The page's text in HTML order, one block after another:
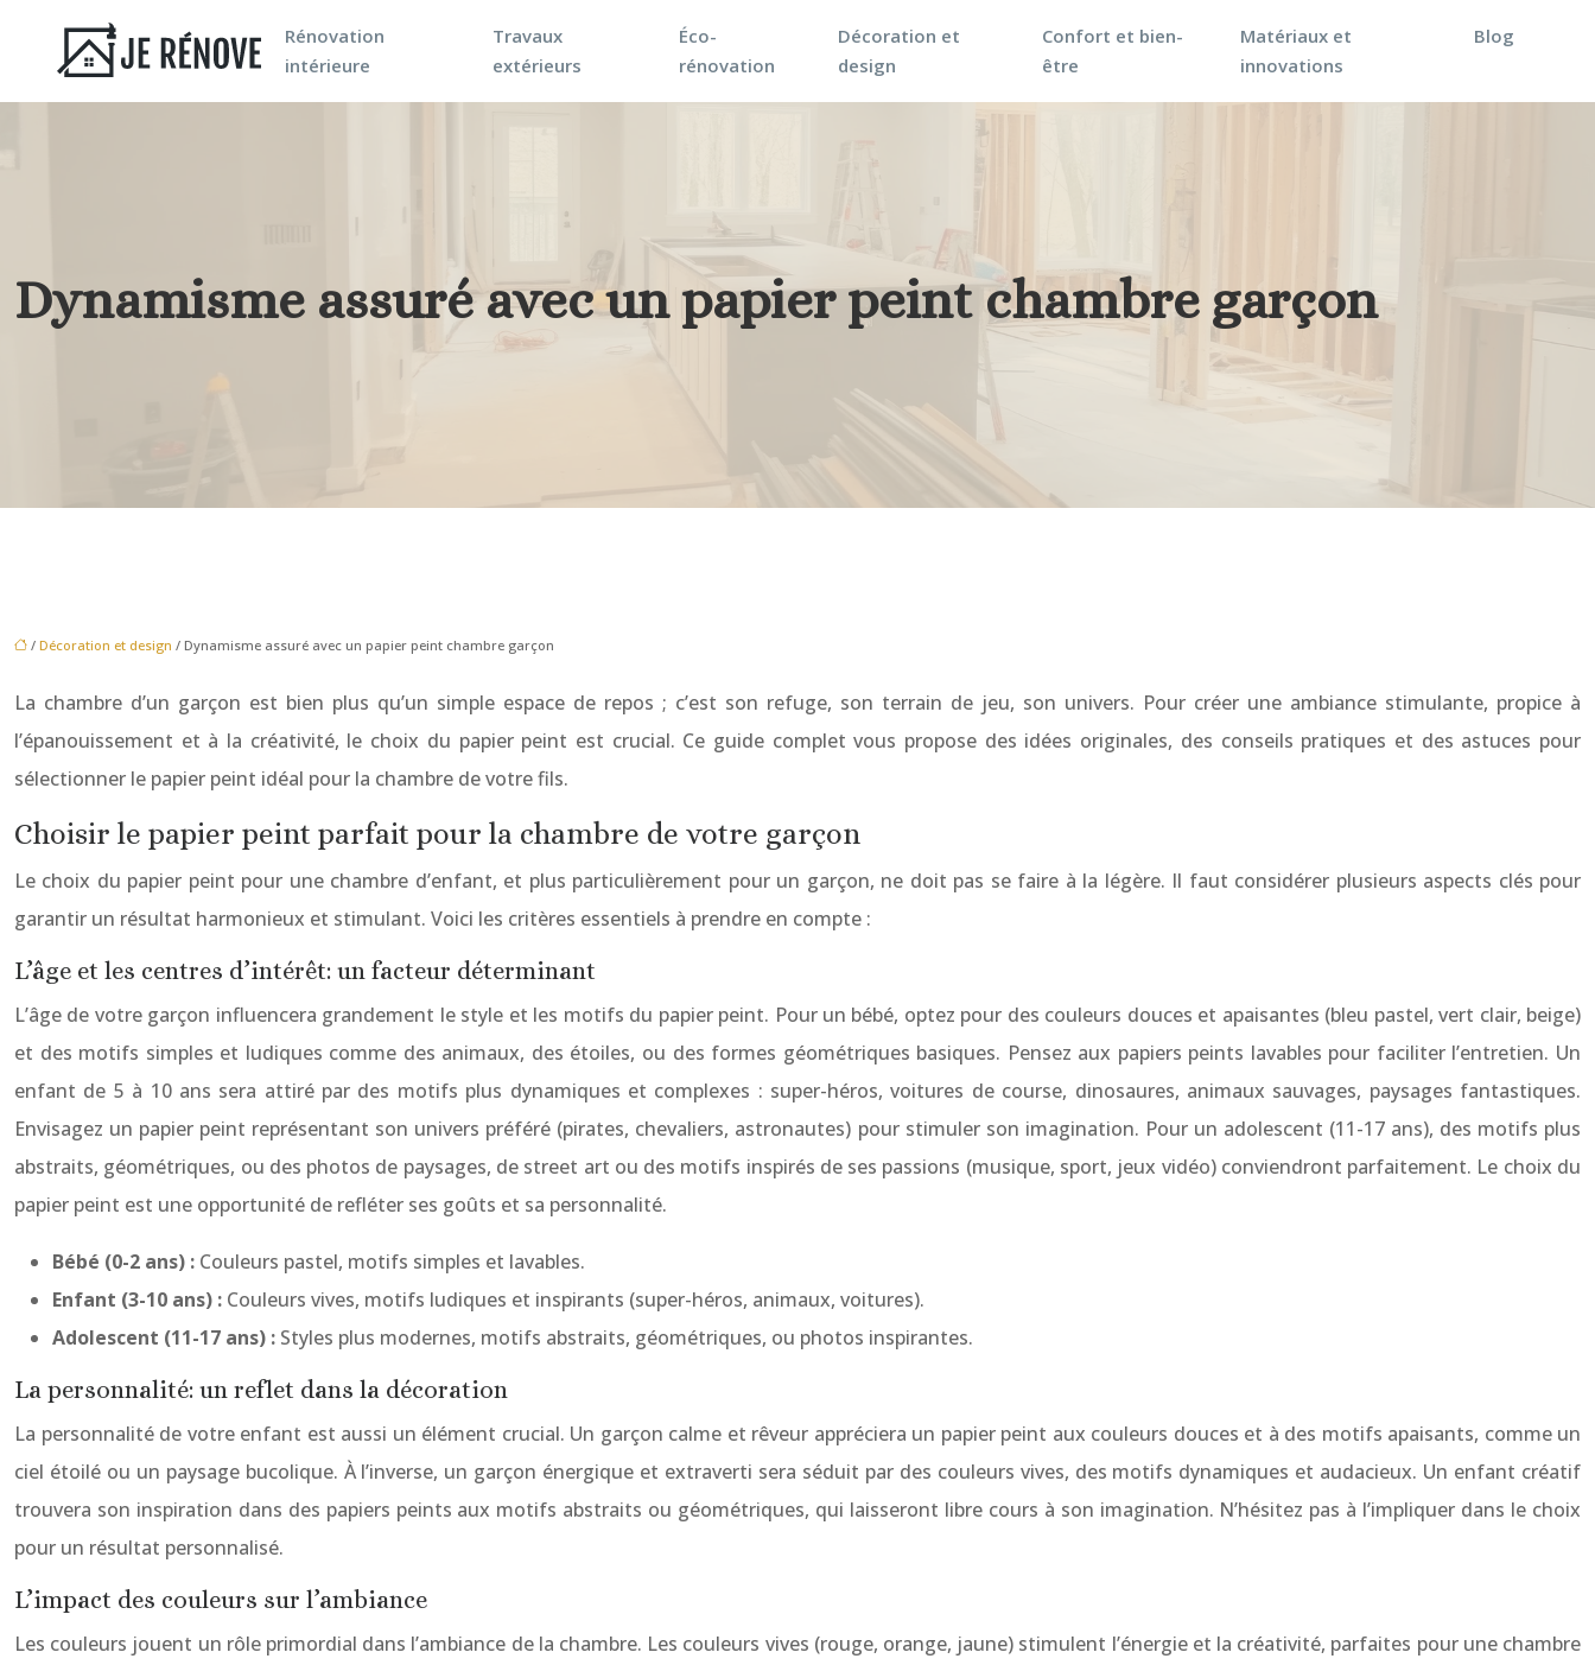
Rénovation
intérieure
Travaux
extérieurs
Éco-
rénovation
Décoration et
design
Confort et bien-
être
Matériaux et
innovations
Blog
Dynamisme assuré avec un papier peint chambre garçon
/ Décoration et design / Dynamisme assuré avec un papier peint chambre garçon
La chambre d’un garçon est bien plus qu’un simple espace de repos ; c’est son refuge, son terrain de jeu, son univers. Pour créer une ambiance stimulante, propice à
l’épanouissement et à la créativité, le choix du papier peint est crucial. Ce guide complet vous propose des idées originales, des conseils pratiques et des astuces pour
sélectionner le papier peint idéal pour la chambre de votre fils.
Choisir le papier peint parfait pour la chambre de votre garçon
Le choix du papier peint pour une chambre d’enfant, et plus particulièrement pour un garçon, ne doit pas se faire à la légère. Il faut considérer plusieurs aspects clés pour
garantir un résultat harmonieux et stimulant. Voici les critères essentiels à prendre en compte :
L’âge et les centres d’intérêt: un facteur déterminant
L’âge de votre garçon influencera grandement le style et les motifs du papier peint. Pour un bébé, optez pour des couleurs douces et apaisantes (bleu pastel, vert clair, beige)
et des motifs simples et ludiques comme des animaux, des étoiles, ou des formes géométriques basiques. Pensez aux papiers peints lavables pour faciliter l’entretien. Un
enfant de 5 à 10 ans sera attiré par des motifs plus dynamiques et complexes : super-héros, voitures de course, dinosaures, animaux sauvages, paysages fantastiques.
Envisagez un papier peint représentant son univers préféré (pirates, chevaliers, astronautes) pour stimuler son imagination. Pour un adolescent (11-17 ans), des motifs plus
abstraits, géométriques, ou des photos de paysages, de street art ou des motifs inspirés de ses passions (musique, sport, jeux vidéo) conviendront parfaitement. Le choix du
papier peint est une opportunité de refléter ses goûts et sa personnalité.
Bébé (0-2 ans) : Couleurs pastel, motifs simples et lavables.
Enfant (3-10 ans) : Couleurs vives, motifs ludiques et inspirants (super-héros, animaux, voitures).
Adolescent (11-17 ans) : Styles plus modernes, motifs abstraits, géométriques, ou photos inspirantes.
La personnalité: un reflet dans la décoration
La personnalité de votre enfant est aussi un élément crucial. Un garçon calme et rêveur appréciera un papier peint aux couleurs douces et à des motifs apaisants, comme un
ciel étoilé ou un paysage bucolique. À l’inverse, un garçon énergique et extraverti sera séduit par des couleurs vives, des motifs dynamiques et audacieux. Un enfant créatif
trouvera son inspiration dans des papiers peints aux motifs abstraits ou géométriques, qui laisseront libre cours à son imagination. N’hésitez pas à l’impliquer dans le choix
pour un résultat personnalisé.
L’impact des couleurs sur l’ambiance
Les couleurs jouent un rôle primordial dans l’ambiance de la chambre. Les couleurs vives (rouge, orange, jaune) stimulent l’énergie et la créativité, parfaites pour une chambre